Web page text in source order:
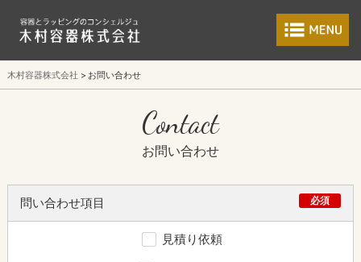
食品包装容器と
木村容器株式会社 お問い合わせ
Contact
お問い合わせ
問い合わせ項目 必須
見積り依頼